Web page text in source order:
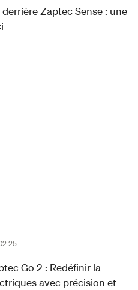
Zaptec Sense : une
Go 2 : Redéfinir la
avec précision et